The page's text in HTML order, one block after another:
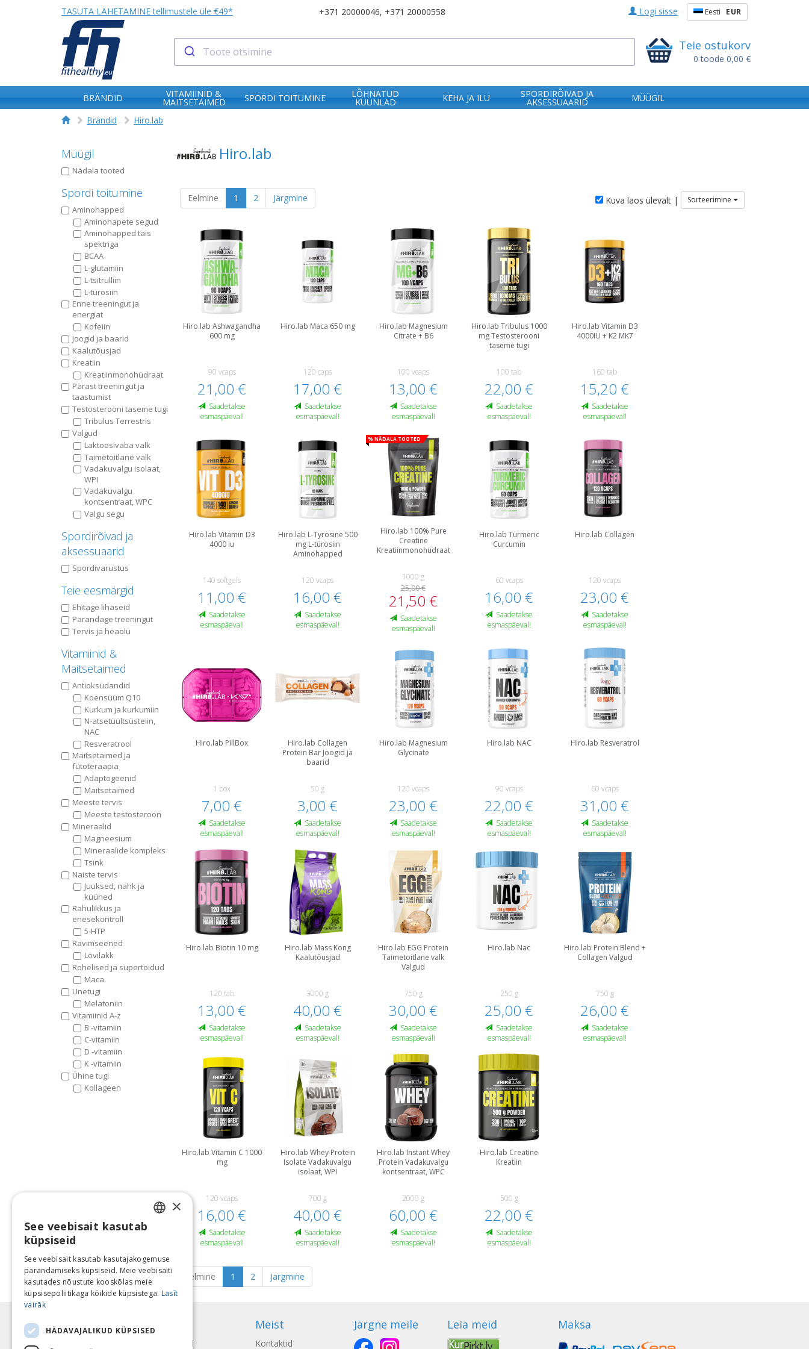
TASUTA LÄHETAMINE tellimustele üle €49* +371 20000046, +371 20000558 Logi sisse Eesti EUR
Teie ostukorv
0 toode 0,00 €
BRÄNDID VITAMIINID &
MAITSETAIMED SPORDI TOITUMINE LÕHNATUD
KÜÜNLAD KEHA JA ILU SPORDIRÕIVAD JA
AKSESSUAARID
MÜÜGIL
Brändid
Hiro.lab
Müügil
Nädala tooted
Spordi toitumine
Aminohapped
Aminohapete segud
Aminohapped täis
spektriga
BCAA
L-glutamiin
L-tsitrulliin
L-türosiin
Enne treeningut ja
energiat
Kofeiin
Joogid ja baarid
Kaalutõusjad
Kreatiin
Kreatiinmonohüdraat
Pärast treeningut ja
taastumist
Testosterooni taseme tugi
Tribulus Terrestris
Valgud
Laktoosivaba valk
Taimetoitlane valk
Vadakuvalgu isolaat,
WPI
Vadakuvalgu
kontsentraat, WPC
Valgu segu
Spordirõivad ja
aksessuaarid
Spordivarustus
Teie eesmärgid
Ehitage lihaseid
Parandage treeningut
Tervis ja heaolu
Vitamiinid &
Maitsetaimed
Antioksüdandid
Koensüüm Q10
Kurkum ja kurkumiin
N-atsetüültsüsteiin,
NAC
Resveratrool
Maitsetaimed ja
fütoteraapia
Adaptogeenid
Maitsetaimed
Meeste tervis
Meeste testosteroon
Mineraalid
Magneesium
Mineraalide kompleks
Tsink
Naiste tervis
Juuksed, nahk ja
küüned
Rahulikkus ja
enesekontroll
5-HTP
Ravimseened
Lõvilakk
Rohelised ja supertoidud
Maca
Unetugi
Melatoniin
Vitamiinid A-z
B -vitamiin
C-vitamiin
D -vitamiin
K -vitamiin
Ühine tugi
Kollageen
Hiro.lab
Eelmine 1 2 Järgmine Kuva laos ülevalt | Sorteerimine
Hiro.lab Ashwagandha
600 mg
90 vcaps
21,00 €
Saadetakse
esmaspäeval!
Hiro.lab Maca 650 mg
120 caps
17,00 €
Saadetakse
esmaspäeval!
Hiro.lab Magnesium
Citrate + B6
100 vcaps
13,00 €
Saadetakse
esmaspäeval!
Hiro.lab Tribulus 1000
mg Testosterooni
taseme tugi
100 tab
22,00 €
Saadetakse
esmaspäeval!
Hiro.lab Vitamin D3
4000IU + K2 MK7
160 tab
15,20 €
Saadetakse
esmaspäeval!
Hiro.lab Vitamin D3
4000 iu
140 softgels
11,00 €
Saadetakse
esmaspäeval!
Hiro.lab L-Tyrosine 500
mg L-türosiin
Aminohapped
120 vcaps
16,00 €
Saadetakse
esmaspäeval!
% Nädala tooted
Hiro.lab 100% Pure
Creatine
Kreatiinmonohüdraat
1000 g
25,00 €
21,50 €
Saadetakse
esmaspäeval!
Hiro.lab Turmeric
Curcumin
60 vcaps
16,00 €
Saadetakse
esmaspäeval!
Hiro.lab Collagen
120 vcaps
23,00 €
Saadetakse
esmaspäeval!
Hiro.lab PillBox
1 box
7,00 €
Saadetakse
esmaspäeval!
Hiro.lab Collagen
Protein Bar Joogid ja
baarid
50 g
3,00 €
Saadetakse
esmaspäeval!
Hiro.lab Magnesium
Glycinate
120 vcaps
23,00 €
Saadetakse
esmaspäeval!
Hiro.lab NAC
90 vcaps
22,00 €
Saadetakse
esmaspäeval!
Hiro.lab Resveratrol
60 vcaps
31,00 €
Saadetakse
esmaspäeval!
Hiro.lab Biotin 10 mg
120 tab
13,00 €
Saadetakse
esmaspäeval!
Hiro.lab Mass Kong
Kaalutõusjad
3000 g
40,00 €
Saadetakse
esmaspäeval!
Hiro.lab EGG Protein
Taimetoitlane valk
Valgud
750 g
30,00 €
Saadetakse
esmaspäeval!
Hiro.lab Nac
250 g
25,00 €
Saadetakse
esmaspäeval!
Hiro.lab Protein Blend +
Collagen Valgud
750 g
26,00 €
Saadetakse
esmaspäeval!
Hiro.lab Vitamin C 1000
mg
120 vcaps
16,00 €
Saadetakse
esmaspäeval!
Hiro.lab Whey Protein
Isolate Vadakuvalgu
isolaat, WPI
700 g
40,00 €
Saadetakse
esmaspäeval!
Hiro.lab Instant Whey
Protein Vadakuvalgu
kontsentraat, WPC
2000 g
60,00 €
Saadetakse
esmaspäeval!
Hiro.lab Creatine
Kreatiin
500 g
22,00 €
Saadetakse
esmaspäeval!
Eelmine 1 2 Järgmine
Teave
Makseviisid
Meist
Kontaktid
Järgne meile Leia meid Maksa
LATVIAN
LITHUANIAN
ESTONIAN
×
See veebisait kasutab
küpsiseid
See veebisait kasutab kasutajakogemuse
parandamiseks küpsiseid. Meie veebisaiti
kasutades nõustute kooskõlas meie
küpsisepoliitikaga kõikide küpsistega. Lasīt
vairāk
HÄDAVAJALIKUD KÜPSISED